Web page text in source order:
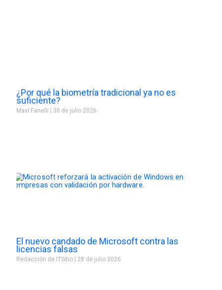
¿Por qué la biometría tradicional ya no es
suficiente?
Maxi Fanelli 30 de julio 2026
El nuevo candado de Microsoft contra las
licencias falsas
Redacción de ITSitio 28 de julio 2026